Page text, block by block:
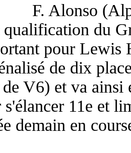
F. Alonso
qualification du
pour Lewis
de dix
V6) et va ainsi
11e et
demain en